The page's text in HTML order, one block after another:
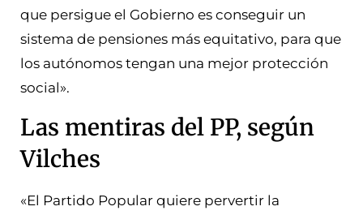
que persigue el Gobierno es conseguir un
sistema de pensiones más equitativo, para que
los autónomos tengan una mejor protección
social».
Las mentiras del PP, según
Vilches
«El Partido Popular quiere pervertir la